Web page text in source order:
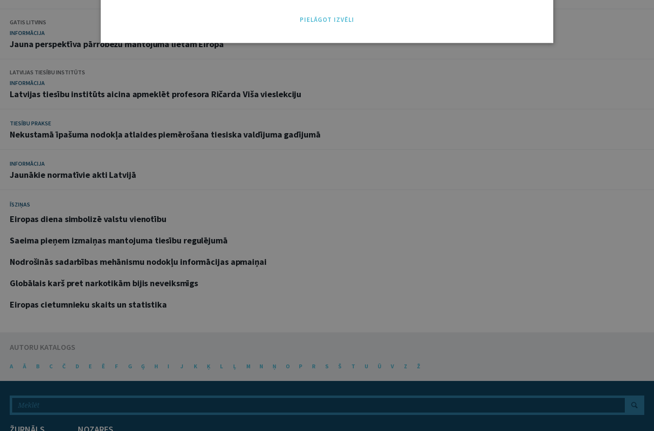
GATIS LITVINS
INFORMĀCIJA
Jauna perspektīva pārrobežu mantojuma lietām Eiropā
LATVIJAS TIESĪBU INSTITŪTS
INFORMĀCIJA
Latvijas tiesību institūts aicina apmeklēt profesora Ričarda Viša vieslekciju
TIESĪBU PRAKSE
Nekustamā īpašuma nodokļa atlaides piemērošana tiesiska valdījuma gadījumā
INFORMĀCIJA
Jaunākie normatīvie akti Latvijā
ĪSZIŅAS
Eiropas diena simbolizē valstu vienotību
Saeima pieņem izmaiņas mantojuma tiesību regulējumā
Nodrošinās sadarbības mehānismu nodokļu informācijas apmaiņai
Globālais karš pret narkotikām bijis neveiksmīgs
Eiropas cietumnieku skaits un statistika
AUTORU KATALOGS
A Ā B C Č D E Ē F G Ģ H I J K Ķ L Ļ M N Ņ O P R S Š T U Ū V Z Ž
PIELĀGOT IZVĒLI